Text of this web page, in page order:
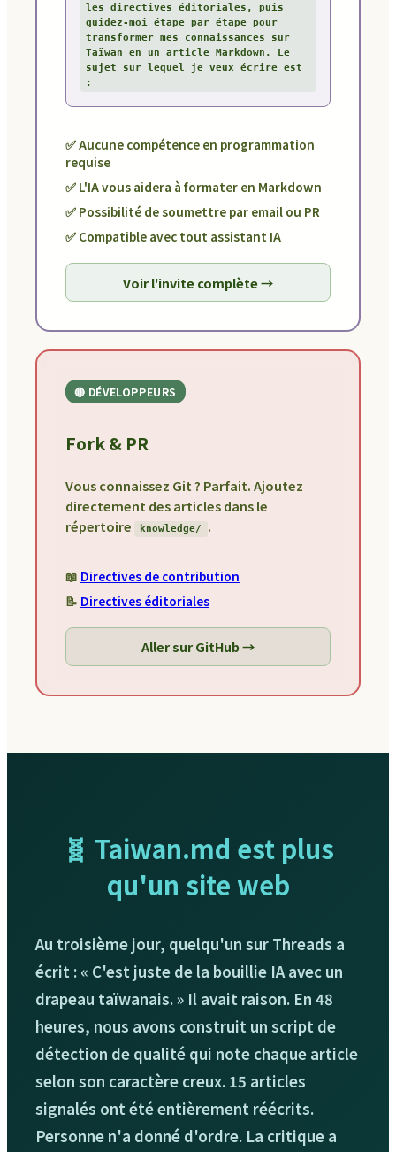
les directives éditoriales, puis
guidez-moi étape par étape pour
transformer mes connaissances sur
Taïwan en un article Markdown. Le
sujet sur lequel je veux écrire est
: ______
✅ Aucune compétence en programmation
requise
✅ L'IA vous aidera à formater en Markdown
✅ Possibilité de soumettre par email ou PR
✅ Compatible avec tout assistant IA
Voir l'invite complète →
🔴 DÉVELOPPEURS
Fork & PR
Vous connaissez Git ? Parfait. Ajoutez
directement des articles dans le
répertoire
knowledge/ .
📖 Directives de contribution
📝 Directives éditoriales
Aller sur GitHub →
🧬 Taiwan.md est plus
qu'un site web
Au troisième jour, quelqu'un sur Threads a
écrit : « C'est juste de la bouillie IA avec un
drapeau taïwanais. » Il avait raison. En 48
heures, nous avons construit un script de
détection de qualité qui note chaque article
selon son caractère creux. 15 articles
signalés ont été entièrement réécrits.
Personne n'a donné d'ordre. La critique a